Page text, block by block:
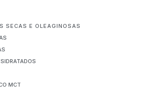
SECAS E OLEAGINOSAS
MCT